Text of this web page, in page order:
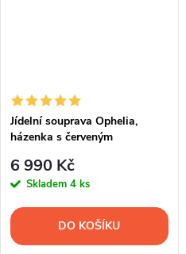
Jídelní souprava Ophelia,
házenka s červeným
porcelán, Thun RZ
6 990 Kč
Skladem 4 ks
DO KOŠÍKU